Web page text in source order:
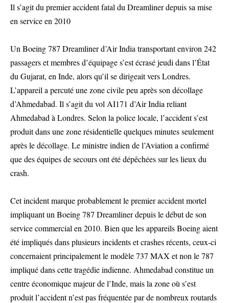
Il s’agit du premier accident fatal du Dreamliner depuis sa mise
en service en 2010
Un Boeing 787 Dreamliner d’Air India transportant environ 242
passagers et membres d’équipage s’est écrasé jeudi dans l’État
du Gujarat, en Inde, alors qu’il se dirigeait vers Londres.
L’appareil a percuté une zone civile peu après son décollage
d’Ahmedabad. Il s’agit du vol AI171 d’Air India reliant
Ahmedabad à Londres. Selon la police locale, l’accident s’est
produit dans une zone résidentielle quelques minutes seulement
après le décollage. Le ministre indien de l’Aviation a confirmé
que des équipes de secours ont été dépêchées sur les lieux du
crash.
Cet incident marque probablement le premier accident mortel
impliquant un Boeing 787 Dreamliner depuis le début de son
service commercial en 2010. Bien que les appareils Boeing aient
été impliqués dans plusieurs incidents et crashes récents, ceux-ci
concernaient principalement le modèle 737 MAX et non le 787
impliqué dans cette tragédie indienne. Ahmedabad constitue un
centre économique majeur de l’Inde, mais la zone où s’est
produit l’accident n’est pas fréquentée par de nombreux routards